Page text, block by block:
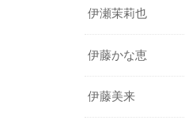
伊瀬茉莉也
伊藤かな恵
伊藤美来